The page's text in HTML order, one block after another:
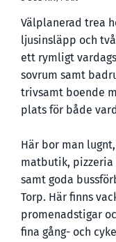
Välplanerad trea
ljusinsläpp och
ett rymligt
sovrum samt
trivsamt boende
plats för både
Här bor man
matbutik,
samt goda
Torp. Här finns
promenadstigar
fina gång- och